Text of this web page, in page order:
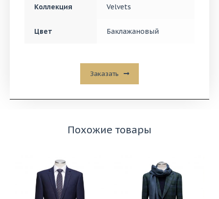
Коллекция Velvets
Цвет Баклажановый
Заказать
Похожие товары